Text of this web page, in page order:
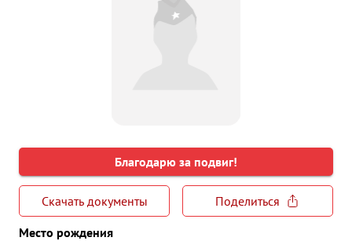
Благодарю за подвиг!
Скачать документы
Поделиться
Место рождения